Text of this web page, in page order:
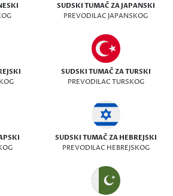
SUDSKI TUMAČ ZA JAPANSKI
PREVODILAC JAPANSKOG
SUDSKI TUMAČ ZA TURSKI
PREVODILAC TURSKOG
SUDSKI TUMAČ ZA HEBREJSKI
PREVODILAC HEBREJSKOG